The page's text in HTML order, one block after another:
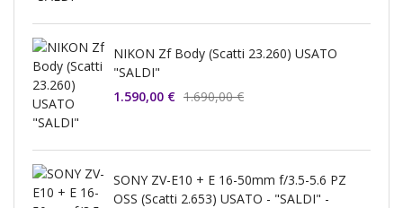
NIKON Zf Body (Scatti 23.260) USATO
"SALDI"
1.590,00 € 1.690,00 €
SONY ZV-E10 + E 16-50mm f/3.5-5.6 PZ
OSS (Scatti 2.653) USATO - "SALDI" -